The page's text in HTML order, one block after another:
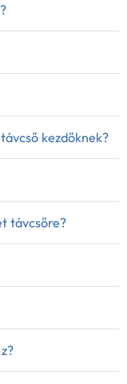
kezdőknek?
távcsőre?